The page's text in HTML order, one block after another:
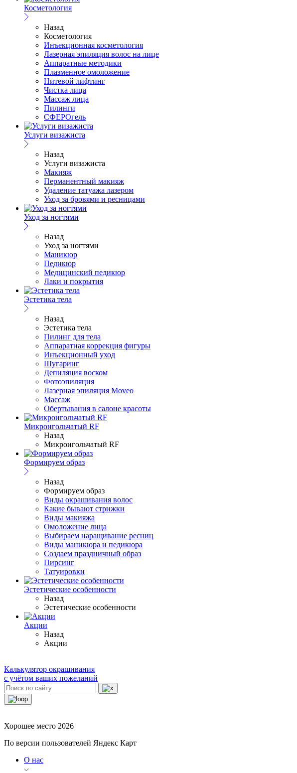
Косметология
Назад
Косметология
Инъекционная косметология
Лазерная эпиляция волос на лице
Аппаратные методики
Плазменное омоложение
Нитевой лифтинг
Чистка лица
Массаж лица
Пилинги
СФЕРОгель
Услуги визажиста
Назад
Услуги визажиста
Макияж
Перманентный макияж
Удаление татуажа лазером
Уход за бровями и ресницами
Уход за ногтями
Назад
Уход за ногтями
Маникюр
Педикюр
Медицинский педикюр
Лаки и покрытия
Эстетика тела
Назад
Эстетика тела
Пилинг для тела
Аппаратная коррекция фигуры
Инъекционный уход
Шугаринг
Депиляция воском
Фотоэпиляция
Лазерная эпиляция Moveo
Массаж
Обертывания в салоне красоты
Микроигольчатый RF
Назад
Микроигольчатый RF
Формируем образ
Назад
Формируем образ
Виды окрашивания волос
Какие бывают стрижки
Виды макияжа
Омоложение лица
Выбираем наращивание ресниц
Виды маникюра и педикюра
Создаем праздничный образ
Пирсинг
Татуировки
Эстетические особенности
Назад
Эстетические особенности
Акции
Назад
Акции
Калькулятор окрашивания
с учётом ваших пожеланий
Хорошее место 2026
По версии пользователей Яндекс Карт
О нас